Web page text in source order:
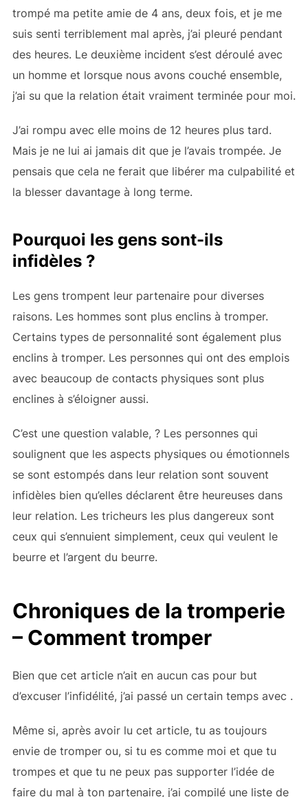
trompé ma petite amie de 4 ans, deux fois, et je me
suis senti terriblement mal après, j’ai pleuré pendant
des heures. Le deuxième incident s’est déroulé avec
un homme et lorsque nous avons couché ensemble,
j’ai su que la relation était vraiment terminée pour moi.
J’ai rompu avec elle moins de 12 heures plus tard.
Mais je ne lui ai jamais dit que je l’avais trompée. Je
pensais que cela ne ferait que libérer ma culpabilité et
la blesser davantage à long terme.
Pourquoi les gens sont-ils
infidèles ?
Les gens trompent leur partenaire pour diverses
raisons. Les hommes sont plus enclins à tromper.
Certains types de personnalité sont également plus
enclins à tromper. Les personnes qui ont des emplois
avec beaucoup de contacts physiques sont plus
enclines à s’éloigner aussi.
C’est une question valable, ? Les personnes qui
soulignent que les aspects physiques ou émotionnels
se sont estompés dans leur relation sont souvent
infidèles bien qu’elles déclarent être heureuses dans
leur relation. Les tricheurs les plus dangereux sont
ceux qui s’ennuient simplement, ceux qui veulent le
beurre et l’argent du beurre.
Chroniques de la tromperie
– Comment tromper
Bien que cet article n’ait en aucun cas pour but
d’excuser l’infidélité, j’ai passé un certain temps avec .
Même si, après avoir lu cet article, tu as toujours
envie de tromper ou, si tu es comme moi et que tu
trompes et que tu ne peux pas supporter l’idée de
faire du mal à ton partenaire, j’ai compilé une liste de